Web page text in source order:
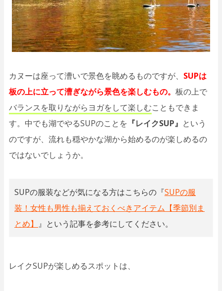
カヌーは座って漕いで景色を眺めるものですが、 SUPは
板の上に立って漕ぎながら景色を楽しむもの。 板の上で
バランスを取りながらヨガをして楽しむこともできま
す。中でも湖でやるSUPのことを 『レイクSUP』 という
のですが、流れも穏やかな湖から始めるのが楽しめるの
ではないでしょうか。
SUPの服装などが気になる方はこちらの『SUPの服
装！女性も男性も揃えておくべきアイテム【季節別ま
とめ】 』という記事を参考にしてください。
レイクSUPが楽しめるスポットは、